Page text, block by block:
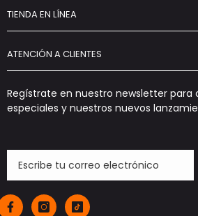
TIENDA EN LÍNEA
ATENCIÓN A CLIENTES
Regístrate en nuestro newsletter para
especiales y nuestros nuevos